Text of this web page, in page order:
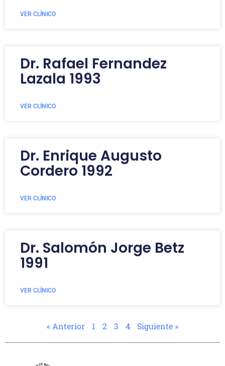
VER CLÍNICO
Dr. Rafael Fernandez
Lazala 1993
VER CLÍNICO
Dr. Enrique Augusto
Cordero 1992
VER CLÍNICO
Dr. Salomón Jorge Betz
1991
VER CLÍNICO
« Anterior 1 2 3 4 Siguiente »